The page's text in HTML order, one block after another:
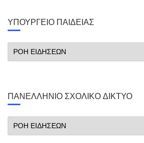
ΥΠΟΥΡΓΕΙΟ ΠΑΙΔΕΙΑΣ
ΡΟΗ ΕΙΔΗΣΕΩΝ
ΠΑΝΕΛΛΉΝΙΟ ΣΧΟΛΙΚΌ ΔΊΚΤΥΟ
ΡΟΗ ΕΙΔΗΣΕΩΝ